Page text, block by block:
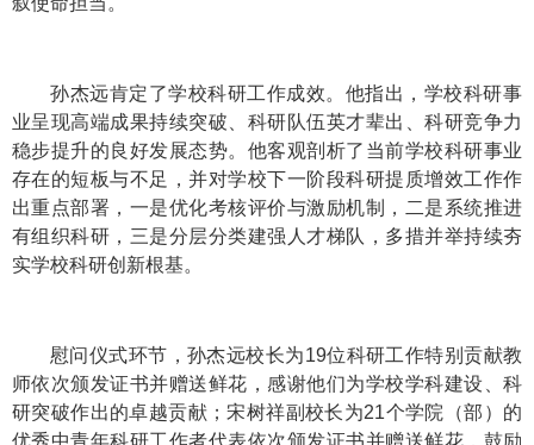
孙杰远肯定了学校科研工作成效。他指出，学校科研事
业呈现高端成果持续突破、科研队伍英才辈出、科研竞争力
稳步提升的良好发展态势。他客观剖析了当前学校科研事业
存在的短板与不足，并对学校下一阶段科研提质增效工作作
出重点部署，一是优化考核评价与激励机制，二是系统推进
有组织科研，三是分层分类建强人才梯队，多措并举持续夯
实学校科研创新根基。
慰问仪式环节，孙杰远校长为19位科研工作特别贡献教
师依次颁发证书并赠送鲜花，感谢他们为学校学科建设、科
研突破作出的卓越贡献；宋树祥副校长为21个学院（部）的
优秀中青年科研工作者代表依次颁发证书并赠送鲜花，鼓励